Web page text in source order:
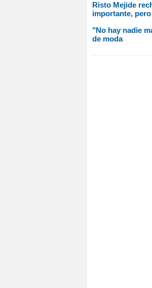
Risto Mejide
importante,
"No hay nadie
de moda